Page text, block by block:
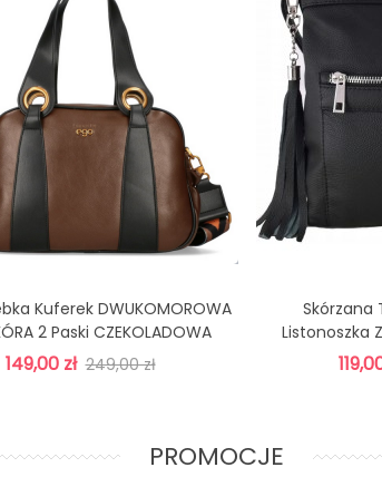
Dodaj Do Koszyka
Kuferek DWUKOMOROWA
2 Paski CZEKOLADOWA
149,00 zł 249,00 zł
Skórzana
Listonoszka
PROMOCJE